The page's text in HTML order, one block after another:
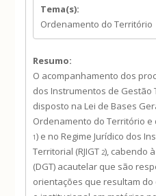
Tema(s):
Ordenamento do Território
Resumo:
O acompanhamento dos
dos Instrumentos de Gestão
disposto na Lei de Bases
Ordenamento do Território e
1) e no Regime Jurídico dos
Territorial (RJIGT 2), cabendo
(DGT) acautelar que são
orientações que resultam